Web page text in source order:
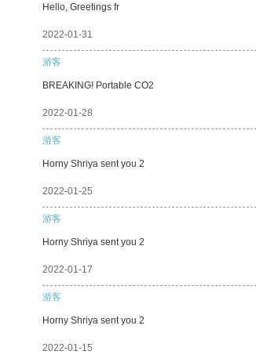
Hello, Greetings fr
2022-01-31
游客
BREAKING! Portable CO2
2022-01-28
游客
Horny Shriya sent you 2
2022-01-25
游客
Horny Shriya sent you 2
2022-01-17
游客
Horny Shriya sent you 2
2022-01-15